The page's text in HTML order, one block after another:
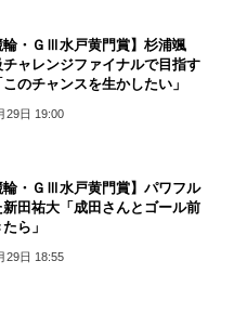
輪・ＧⅢ水戸黄門賞】杉浦颯
ャレンジファイナルで目指す
のチャンスを生かしたい」
29日 19:00
輪・ＧⅢ水戸黄門賞】パワフル
新田祐大「成田さんとゴール前
ら」
29日 18:55